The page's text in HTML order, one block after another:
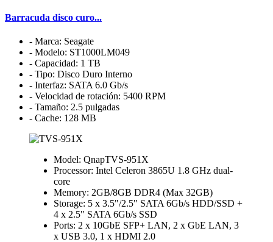
Barracuda disco curo...
- Marca: Seagate
- Modelo: ST1000LM049
- Capacidad: 1 TB
- Tipo: Disco Duro Interno
- Interfaz: SATA 6.0 Gb/s
- Velocidad de rotación: 5400 RPM
- Tamaño: 2.5 pulgadas
- Cache: 128 MB
Model: QnapTVS-951X
Processor: Intel Celeron 3865U 1.8 GHz dual-
core
Memory: 2GB/8GB DDR4 (Max 32GB)
Storage: 5 x 3.5"/2.5" SATA 6Gb/s HDD/SSD +
4 x 2.5" SATA 6Gb/s SSD
Ports: 2 x 10GbE SFP+ LAN, 2 x GbE LAN, 3
x USB 3.0, 1 x HDMI 2.0